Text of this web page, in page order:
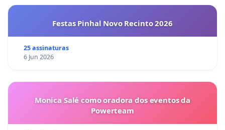
Festas Pinhal Novo Recinto 2026
25 assinaturas
6 Jun 2026
Monica Salé como oradora dos eventos da
Powerteam